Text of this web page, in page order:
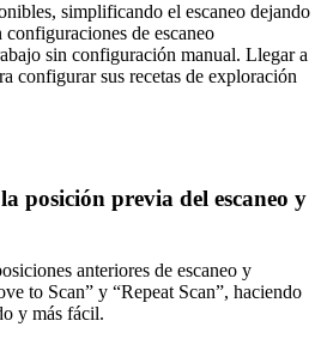
simplificando el escaneo dejando
de escaneo
sin configuración manual. Llegar a
configurar sus recetas de exploración
posición previa del escaneo y
anteriores de escaneo y
to Scan” y “Repeat Scan”, haciendo
y más fácil.